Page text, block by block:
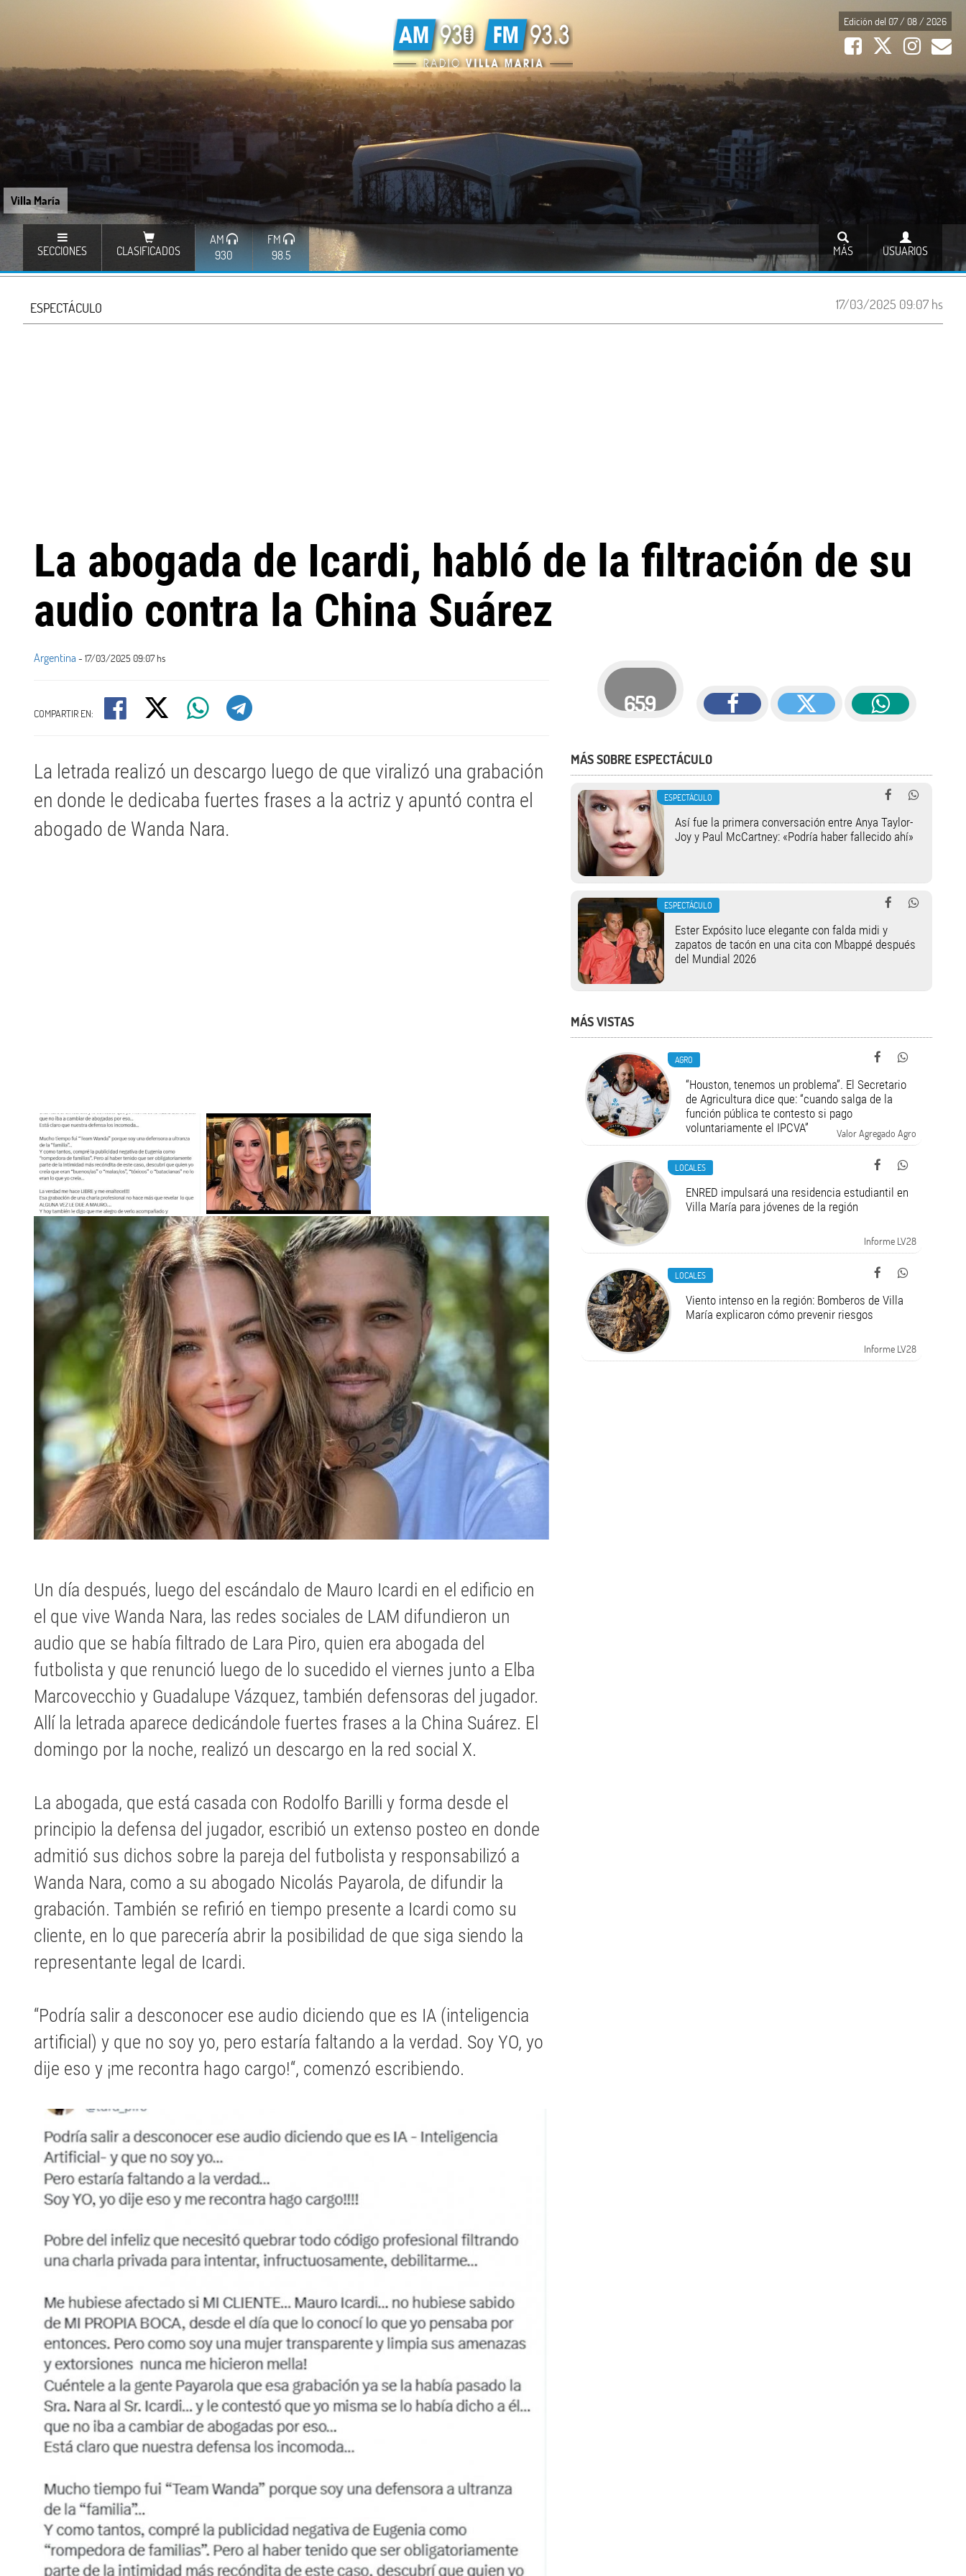
Villa María
Edición del 07 / 08 / 2026
SECCIONES CLASIFICADOS
AM
930
FM
98.5
USUARIOS
MÁS
17/03/2025 09:07 hs
ESPECTÁCULO
La abogada de Icardi, habló de la filtración de su
audio contra la China Suárez
Argentina - 17/03/2025 09:07 hs
COMPARTIR EN:
La letrada realizó un descargo luego de que viralizó una grabación
en donde le dedicaba fuertes frases a la actriz y apuntó contra el
abogado de Wanda Nara.
Un día después, luego del escándalo de Mauro Icardi en el edificio en
el que vive Wanda Nara, las redes sociales de LAM difundieron un
audio que se había filtrado de Lara Piro, quien era abogada del
futbolista y que renunció luego de lo sucedido el viernes junto a Elba
Marcovecchio y Guadalupe Vázquez, también defensoras del jugador.
Allí la letrada aparece dedicándole fuertes frases a la China Suárez. El
domingo por la noche, realizó un descargo en la red social X.
La abogada, que está casada con Rodolfo Barilli y forma desde el
principio la defensa del jugador, escribió un extenso posteo en donde
admitió sus dichos sobre la pareja del futbolista y responsabilizó a
Wanda Nara, como a su abogado Nicolás Payarola, de difundir la
grabación. También se refirió en tiempo presente a Icardi como su
cliente, en lo que parecería abrir la posibilidad de que siga siendo la
representante legal de Icardi.
“Podría salir a desconocer ese audio diciendo que es IA (inteligencia
artificial) y que no soy yo, pero estaría faltando a la verdad. Soy YO, yo
dije eso y ¡me recontra hago cargo!“, comenzó escribiendo.
659
MÁS SOBRE ESPECTÁCULO
ESPECTÁCULO
Así fue la primera conversación entre Anya Taylor-
Joy y Paul McCartney: «Podría haber fallecido ahí»
ESPECTÁCULO
Ester Expósito luce elegante con falda midi y
zapatos de tacón en una cita con Mbappé después
del Mundial 2026
MÁS VISTAS
AGRO
“Houston, tenemos un problema”. El Secretario
de Agricultura dice que: “cuando salga de la
función pública te contesto si pago
voluntariamente el IPCVA”
Valor Agregado Agro
LOCALES
ENRED impulsará una residencia estudiantil en
Villa María para jóvenes de la región
Informe LV28
LOCALES
Viento intenso en la región: Bomberos de Villa
María explicaron cómo prevenir riesgos
Informe LV28